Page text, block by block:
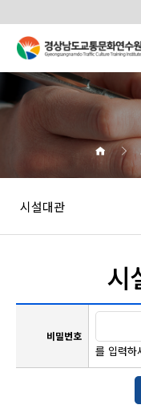
시설대관
시
비밀번호
를 입력하